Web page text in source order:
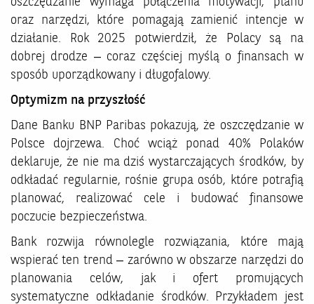
oraz narzędzi, które pomagają zamienić intencje w
działanie. Rok 2025 potwierdził, że Polacy są na
dobrej drodze – coraz częściej myślą o finansach w
sposób uporządkowany i długofalowy.
Optymizm na przyszłość
Dane Banku BNP Paribas pokazują, że oszczędzanie w
Polsce dojrzewa. Choć wciąż ponad 40% Polaków
deklaruje, że nie ma dziś wystarczających środków, by
odkładać regularnie, rośnie grupa osób, które potrafią
planować, realizować cele i budować finansowe
poczucie bezpieczeństwa.
Bank rozwija równolegle rozwiązania, które mają
wspierać ten trend – zarówno w obszarze narzędzi do
planowania celów, jak i ofert promujących
systematyczne odkładanie środków. Przykładem jest